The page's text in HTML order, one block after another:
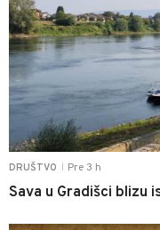
DRUŠTVO Pre 3 h
Sava u Gradišci blizu